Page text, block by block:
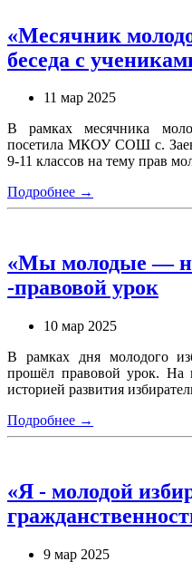
«Месячник
беседа с
11 мар 2025
В рамках месячника
посетила МКОУ СОШ с.
9-11 классов на тему прав
Подробнее →
«Мы молодые —
-правовой урок
10 мар 2025
В рамках дня молодого
прошёл правовой урок. На
историей развития
Подробнее →
«Я - молодой
9 мар 2025